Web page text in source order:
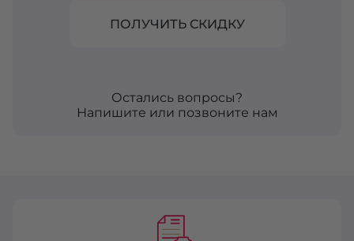
ПОЛУЧИТЬ СКИДКУ
Остались вопросы?
Напишите или позвоните нам